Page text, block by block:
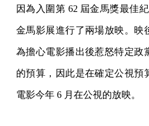
因為入圍第 62 屆金馬獎最佳
金馬影展進行了兩場放映。映
為擔心電影播出後惹怒特定政
的預算，因此是在確定公視預
電影今年 6 月在公視的放映。